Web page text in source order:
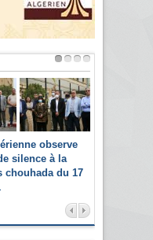
observe
silence à la
chouhada du 17